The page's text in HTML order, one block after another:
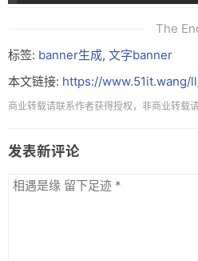
The
标签: banner生成, 文字banner
本文链接: https://www.51it.wang/
商业转载请联系作者获得授权，非商业转载
发表新评论